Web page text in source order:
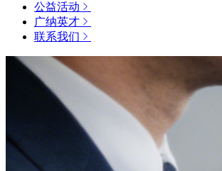
公益活动
广纳英才
联系我们